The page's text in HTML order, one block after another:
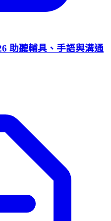
助聽輔具、手語與溝通